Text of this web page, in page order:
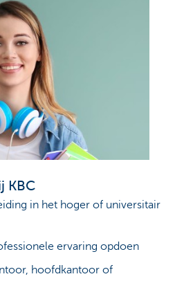
KBC
in het hoger of universitair
ervaring opdoen
hoofdkantoor of